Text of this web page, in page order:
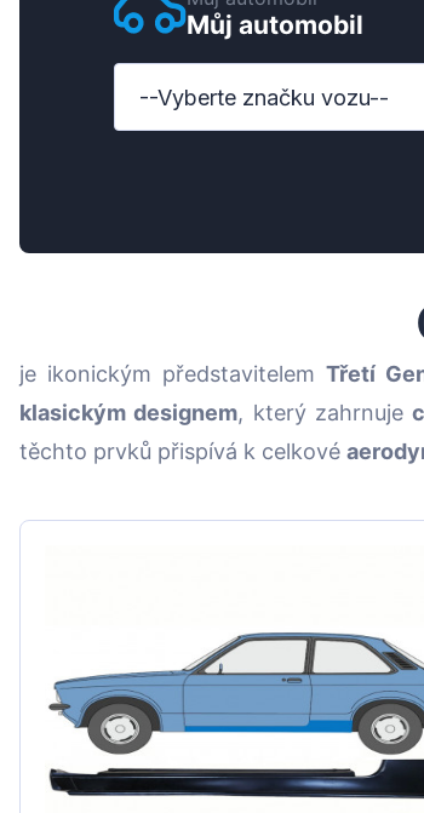
Ford
Mazda
Opel
Seat
Skoda
Suzuki
Můj automobil
--Vyberte značku vozu--
je ikonickým představitelemTřetí
klasickým designem, který zahrnuje
těchto prvků přispívá k celkové